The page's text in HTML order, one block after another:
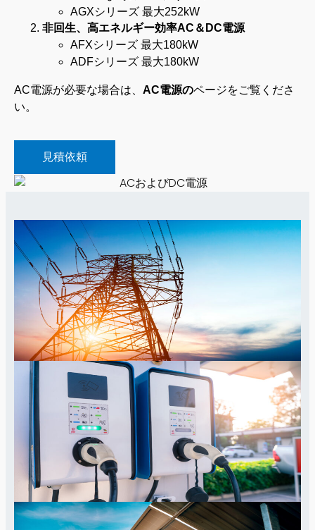
AGXシリーズ 最大252kW
非回生、高エネルギー効率AC＆DC電源
AFXシリーズ 最大180kW
ADFシリーズ 最大180kW
AC電源が必要な場合は、 AC電源のページをご覧くださ
い。
見積依頼